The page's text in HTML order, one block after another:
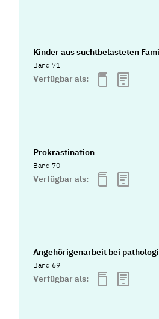
Kinder aus suchtbelasteten
Band 71
Verfügbar als:
Prokrastination
Band 70
Verfügbar als:
Angehörigenarbeit bei
Band 69
Verfügbar als: